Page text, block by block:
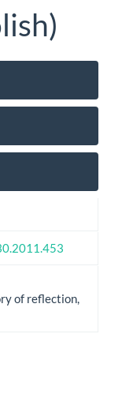
of reflection,